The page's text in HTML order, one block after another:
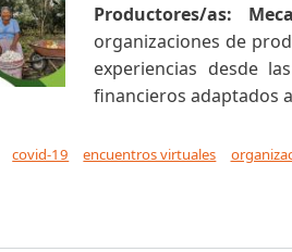
Productores/as:
organizaciones de
experiencias desde
financieros adaptados
covid-19 encuentros virtuales